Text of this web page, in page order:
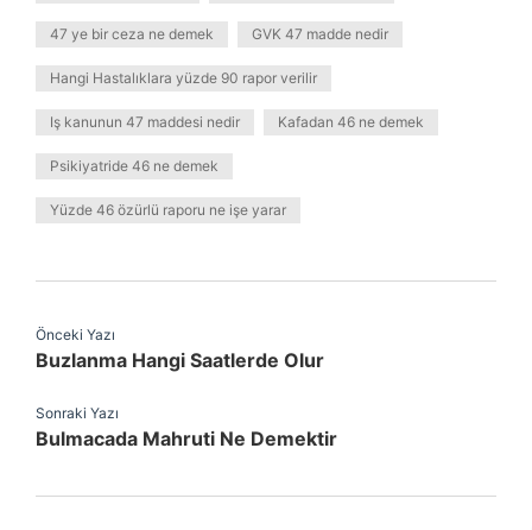
47 ye bir ceza ne demek GVK 47 madde nedir
Hangi Hastalıklara yüzde 90 rapor verilir
Iş kanunun 47 maddesi nedir Kafadan 46 ne demek
Psikiyatride 46 ne demek
Yüzde 46 özürlü raporu ne işe yarar
Önceki Yazı
Buzlanma Hangi Saatlerde Olur
Sonraki Yazı
Bulmacada Mahruti Ne Demektir